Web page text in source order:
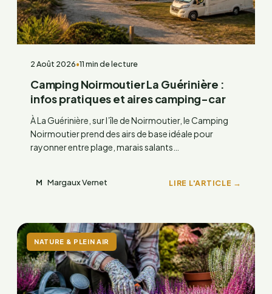
2 Août 2026•11 min de lecture
Camping Noirmoutier La Guérinière :
infos pratiques et aires camping-car
À La Guérinière, sur l’île de Noirmoutier, le Camping
Noirmoutier prend des airs de base idéale pour
rayonner entre plage, marais salants…
M Margaux Vernet LIRE L'ARTICLE →
NATURE & PLEIN AIR